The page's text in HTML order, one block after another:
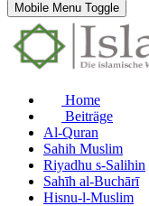
Mobile Menu Toggle
Home
Beiträge
Al-Quran
Sahih Muslim
Riyadhu s-Salihin
Sahīh al-Buchārī
Hisnu-l-Muslim